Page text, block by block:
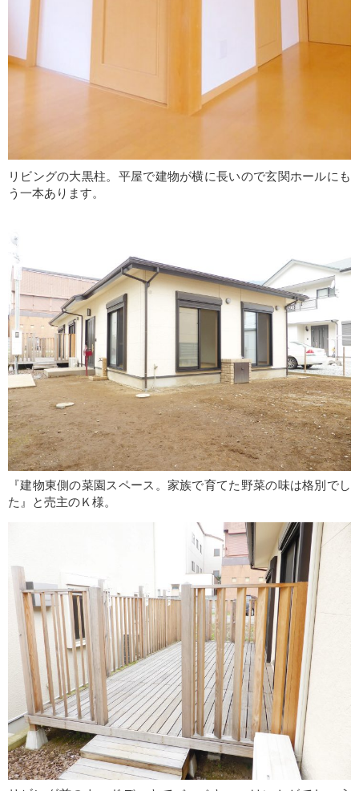
リビングの大黒柱。平屋で建物が横に長いので玄関ホールにも
う一本あります。
『建物東側の菜園スペース。家族で育てた野菜の味は格別でし
た』と売主のＫ様。